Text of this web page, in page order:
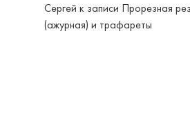
Сергей к записи Прорезная
(ажурная) и трафареты